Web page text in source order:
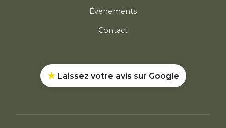
Évènements
Contact
★ Laissez votre avis sur Google